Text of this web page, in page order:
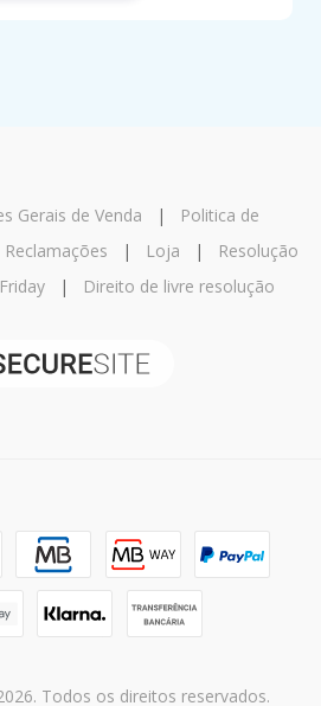
Gerais de Venda |
Politica de
Reclamações | Loja |
Resolução
| Direito de livre resolução
Todos os direitos reservados.